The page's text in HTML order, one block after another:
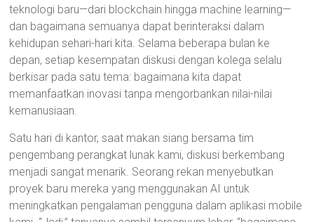
teknologi baru—dari blockchain hingga machine learning—
dan bagaimana semuanya dapat berinteraksi dalam
kehidupan sehari-hari kita. Selama beberapa bulan ke
depan, setiap kesempatan diskusi dengan kolega selalu
berkisar pada satu tema: bagaimana kita dapat
memanfaatkan inovasi tanpa mengorbankan nilai-nilai
kemanusiaan.
Satu hari di kantor, saat makan siang bersama tim
pengembang perangkat lunak kami, diskusi berkembang
menjadi sangat menarik. Seorang rekan menyebutkan
proyek baru mereka yang menggunakan AI untuk
meningkatkan pengalaman pengguna dalam aplikasi mobile